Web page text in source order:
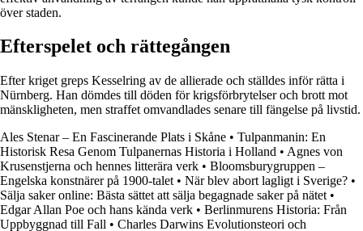
över staden.
Efterspelet och rättegången
Efter kriget greps Kesselring av de allierade och ställdes inför rätta i
Nürnberg. Han dömdes till döden för krigsförbrytelser och brott mot
mänskligheten, men straffet omvandlades senare till fängelse på livstid.
Ales Stenar – En Fascinerande Plats i Skåne • Tulpanmanin: En
Historisk Resa Genom Tulpanernas Historia i Holland • Agnes von
Krusenstjerna och hennes litterära verk • Bloomsburygruppen –
Engelska konstnärer på 1900-talet • När blev abort lagligt i Sverige? •
Sälja saker online: Bästa sättet att sälja begagnade saker på nätet •
Edgar Allan Poe och hans kända verk • Berlinmurens Historia: Från
Uppbyggnad till Fall • Charles Darwins Evolutionsteori och